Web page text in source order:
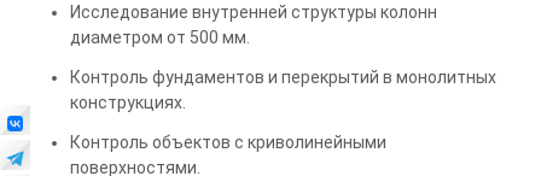
Исследование внутренней структуры колонн
диаметром от 500 мм.
Контроль фундаментов и перекрытий в монолитных
конструкциях.
Контроль объектов с криволинейными
поверхностями.